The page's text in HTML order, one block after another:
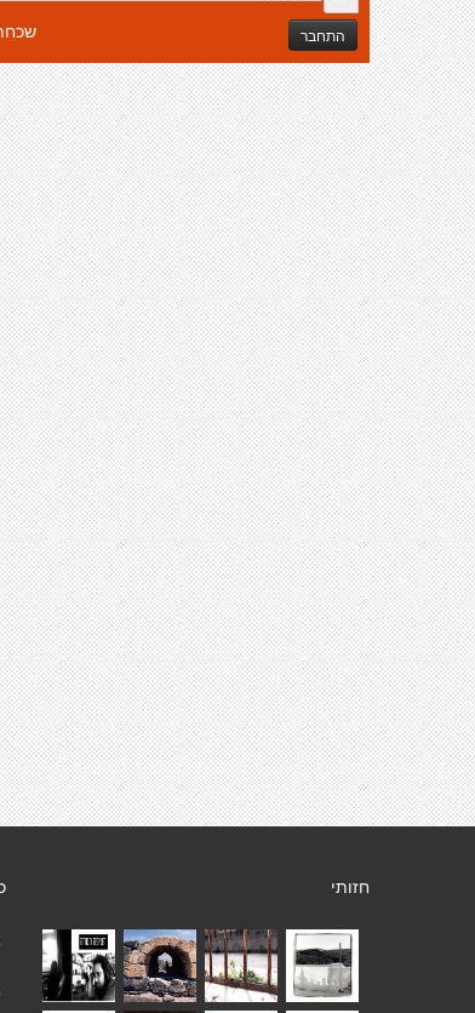
התחבר
חזותי